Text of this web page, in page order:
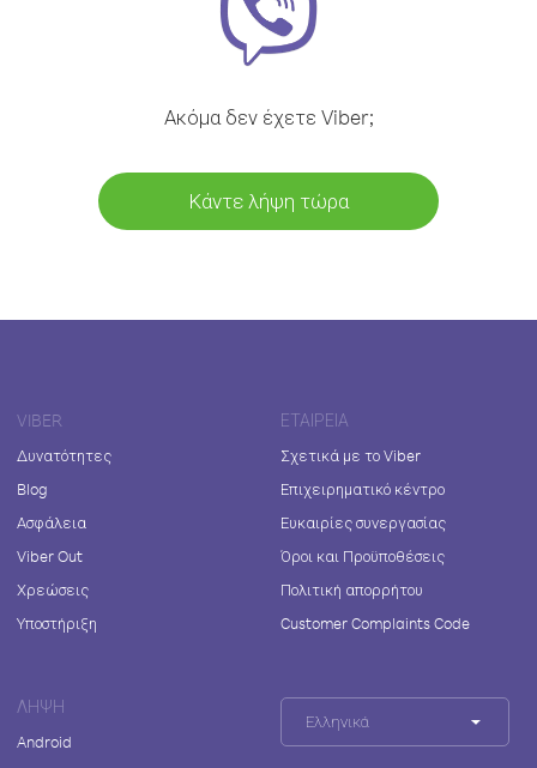
Ακόμα δεν έχετε Viber;
Κάντε λήψη τώρα
VIBER
Δυνατότητες
Blog
Ασφάλεια
Viber Out
Χρεώσεις
Υποστήριξη
ΕΤΑΙΡΕΊΑ
Σχετικά με το Viber
Επιχειρηματικό κέντρο
Ευκαιρίες συνεργασίας
Όροι και Προϋποθέσεις
Πολιτική απορρήτου
Customer Complaints Code
ΛΉΨΗ
Android
Ελληνικά